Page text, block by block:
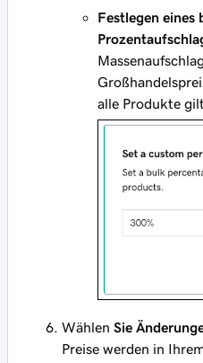
Festlegen eines
alle Produkte
Wählen Sie
Preise werden in